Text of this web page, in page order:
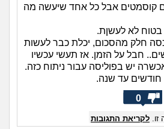
קוסמטים אבל כל אחד שיעשה מה
לא לעשןת.
חלק מהסכום, יכלת כבר לעשות
חבל על הזמן. אז תעשי עכשיו
יש בפוליסה עבור ניתוח כזה.
חודשים עד שנה.
0
זו. לקריאת התגובות